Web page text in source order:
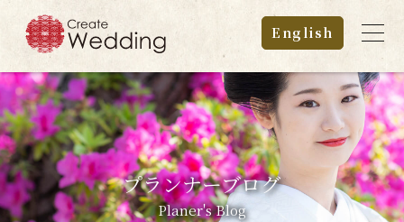
English
プランナーブログ
Planer's Blog